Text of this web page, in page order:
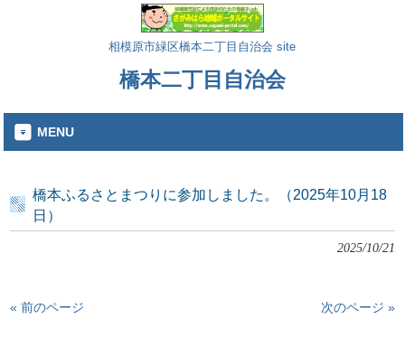
相模原市緑区橋本二丁目自治会 site
橋本二丁目自治会
MENU
橋本ふるさとまつりに参加しました。（2025年10月18
日）
2025/10/21
« 前のページ 次のページ »